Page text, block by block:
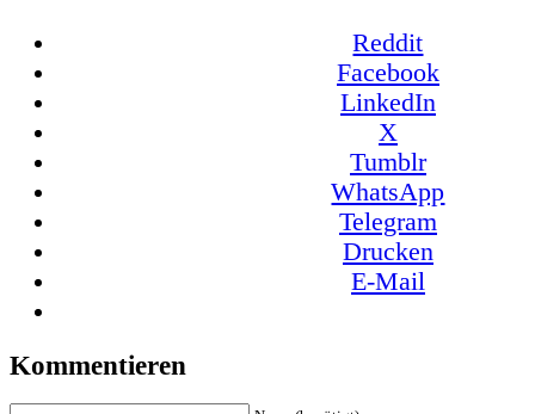
Reddit
Facebook
LinkedIn
X
Tumblr
WhatsApp
Telegram
Drucken
E-Mail
Kommentieren